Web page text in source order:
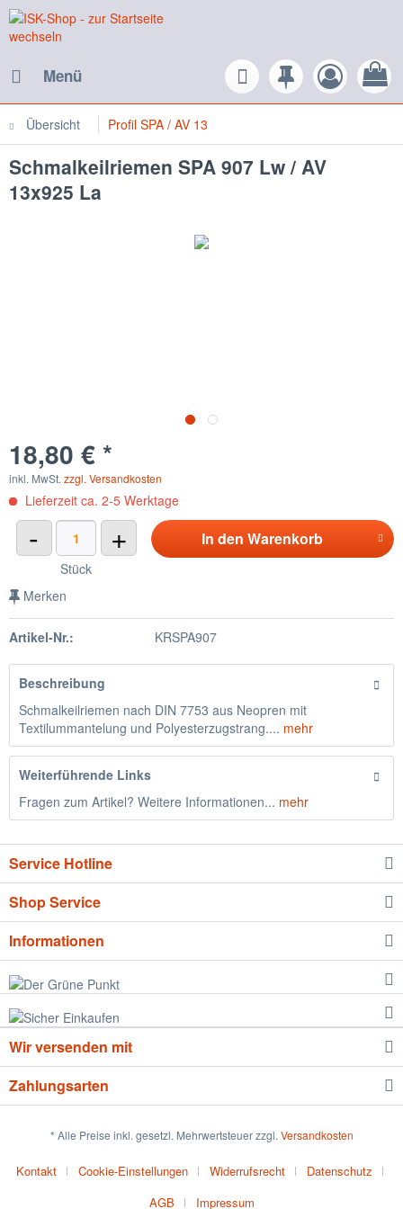
Menü
Übersicht Profil SPA / AV 13
Schmalkeilriemen SPA 907 Lw / AV
13x925 La
18,80 € *
inkl. MwSt. zzgl. Versandkosten
Lieferzeit ca. 2-5 Werktage
- +
Stück
In den Warenkorb
Merken
Artikel-Nr.: KRSPA907
Beschreibung
Schmalkeilriemen nach DIN 7753 aus Neopren mit
Textilummantelung und Polyesterzugstrang.... mehr
Weiterführende Links
Fragen zum Artikel? Weitere Informationen... mehr
Service Hotline
Shop Service
Informationen
Wir versenden mit
Zahlungsarten
* Alle Preise inkl. gesetzl. Mehrwertsteuer zzgl. Versandkosten
Kontakt Cookie-Einstellungen Widerrufsrecht
Datenschutz
AGB
Impressum